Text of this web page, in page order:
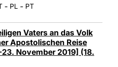
- PL - PT
Vaters an das Volk
Apostolischen Reise
November 2019] (18.